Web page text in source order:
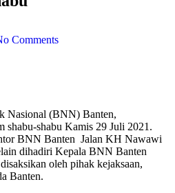
Comments
Nasional (BNN) Banten,
shabu-shabu Kamis 29 Juli 2021.
BNN Banten Jalan KH Nawawi
dihadiri Kepala BNN Banten
oleh pihak kejaksaan,
Banten.